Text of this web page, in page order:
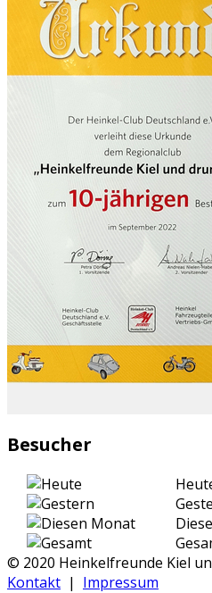
Besucher
© 2020 Heinkelfreunde Kiel
Kontakt | Impressum